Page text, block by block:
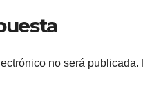
no será publicada.